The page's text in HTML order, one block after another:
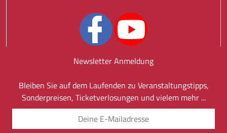
Newsletter Anmeldung
Bleiben Sie auf dem Laufenden zu Veranstaltungstipps,
Sonderpreisen, Ticketverlosungen und vielem mehr ...